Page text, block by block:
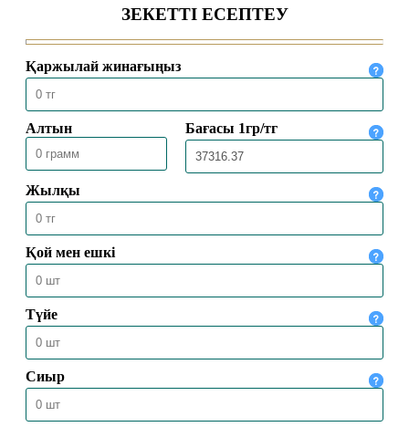
30.05.2026 4453
МЕККЕДЕ 1447 ҺИЖРИ ЖЫЛҒЫ
ҚАЖЫЛЫҚ МАУСЫМЫ
ҚОРЫТЫНДЫЛАНДЫ
30.05.2026